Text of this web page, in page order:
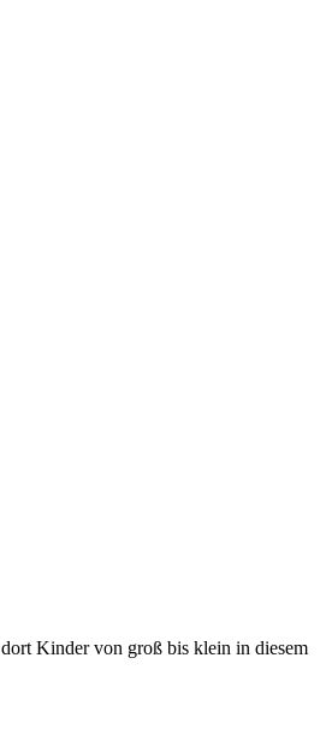
Kinder von groß bis klein in diesem